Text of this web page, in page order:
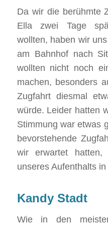
Da wir die berühmte
Ella zwei Tage
wollten, haben wir
am Bahnhof nach
wollten nicht noch
machen, besonders
Zugfahrt diesmal
würde. Leider hatten
Stimmung war etwas
bevorstehende
wir erwartet
unseres Aufenthalts
Kandy Stadt
Wie in den